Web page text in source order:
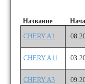
Название
CHERY A1
CHERY A11
CHERY A3